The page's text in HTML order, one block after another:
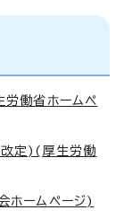
労働省ホームペ
定)(厚生労働
ホームページ)